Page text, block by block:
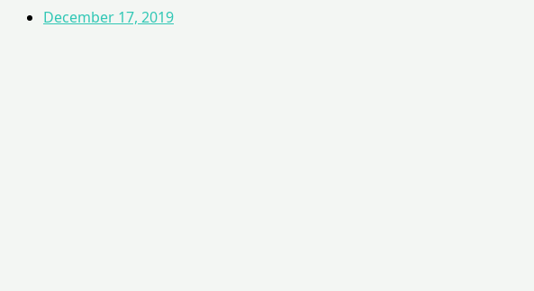
December 17, 2019